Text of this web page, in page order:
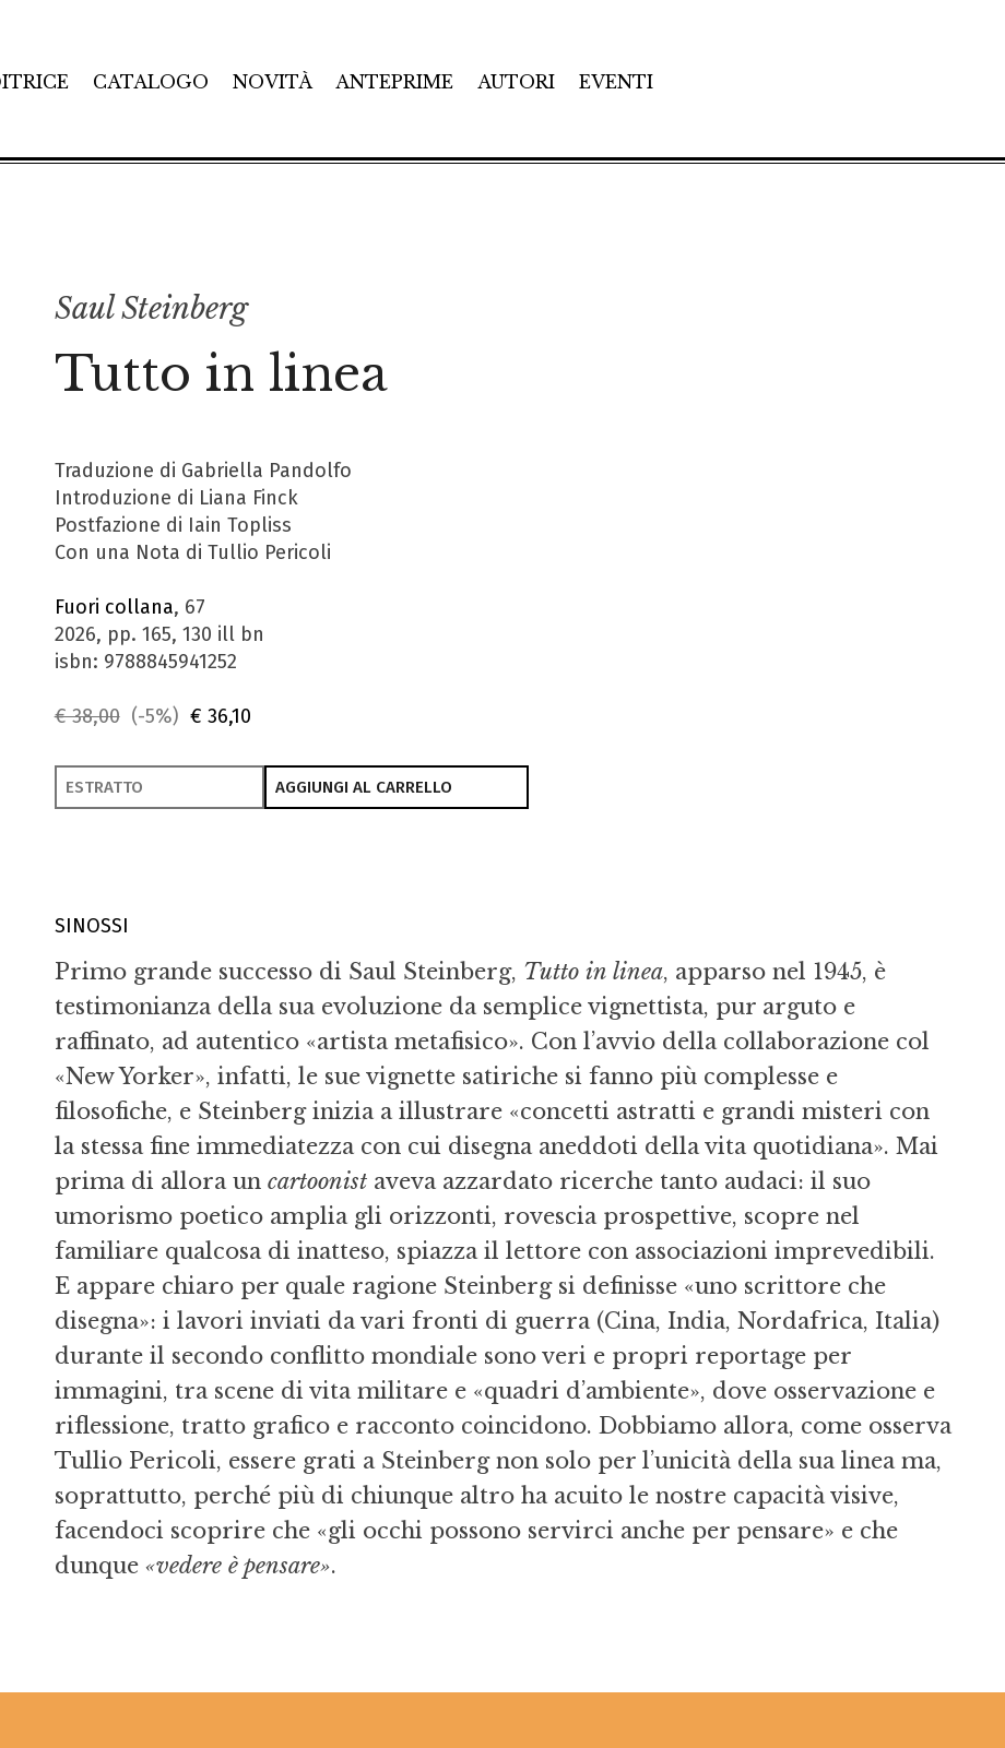
CATALOGO NOVITÀ ANTEPRIME AUTORI EVENTI
Saul Steinberg
Tutto in linea
Traduzione di Gabriella Pandolfo
Introduzione di Liana Finck
Postfazione di Iain Topliss
Con una Nota di Tullio Pericoli
Fuori collana, 67
2026, pp. 165, 130 ill bn
isbn: 9788845941252
€ 38,00 (-5%) € 36,10
ESTRATTO AGGIUNGI AL CARRELLO
SINOSSI
Primo grande successo di Saul Steinberg, Tutto in linea, apparso nel 1945, è
testimonianza della sua evoluzione da semplice vignettista, pur arguto e
raffinato, ad autentico «artista metafisico». Con l’avvio della collaborazione col
«New Yorker», infatti, le sue vignette satiriche si fanno più complesse e
filosofiche, e Steinberg inizia a illustrare «concetti astratti e grandi misteri con
la stessa fine immediatezza con cui disegna aneddoti della vita quotidiana». Mai
prima di allora un cartoonistaveva azzardato ricerche tanto audaci: il suo
umorismo poetico amplia gli orizzonti, rovescia prospettive, scopre nel
familiare qualcosa di inatteso, spiazza il lettore con associazioni imprevedibili.
E appare chiaro per quale ragione Steinberg si definisse «uno scrittore che
disegna»: i lavori inviati da vari fronti di guerra (Cina, India, Nordafrica, Italia)
durante il secondo conflitto mondiale sono veri e propri reportage per
immagini, tra scene di vita militare e «quadri d’ambiente», dove osservazione e
riflessione, tratto grafico e racconto coincidono. Dobbiamo allora, come osserva
Tullio Pericoli, essere grati a Steinberg non solo per l’unicità della sua linea ma,
soprattutto, perché più di chiunque altro ha acuito le nostre capacità visive,
facendoci scoprire che «gli occhi possono servirci anche per pensare» e che
dunque «vedere è pensare».